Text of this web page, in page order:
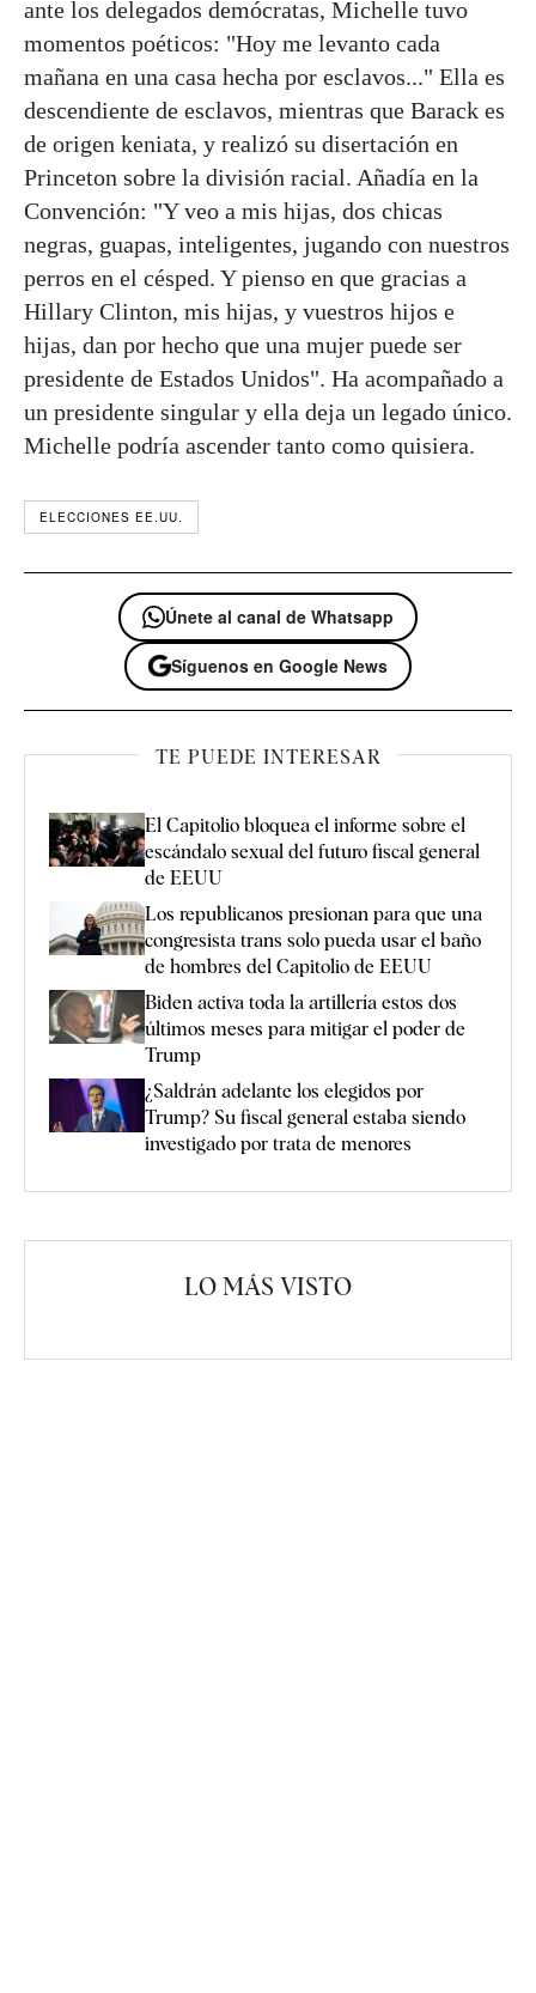
ante los delegados demócratas, Michelle tuvo
momentos poéticos: "Hoy me levanto cada
mañana en una casa hecha por esclavos..." Ella es
descendiente de esclavos, mientras que Barack es
de origen keniata, y realizó su disertación en
Princeton sobre la división racial. Añadía en la
Convención: "Y veo a mis hijas, dos chicas
negras, guapas, inteligentes, jugando con nuestros
perros en el césped. Y pienso en que gracias a
Hillary Clinton, mis hijas, y vuestros hijos e
hijas, dan por hecho que una mujer puede ser
presidente de Estados Unidos". Ha acompañado a
un presidente singular y ella deja un legado único.
Michelle podría ascender tanto como quisiera.
ELECCIONES EE.UU.
Únete al canal de Whatsapp
Síguenos en Google News
TE PUEDE INTERESAR
El Capitolio bloquea el informe sobre el
escándalo sexual del futuro fiscal general
de EEUU
Los republicanos presionan para que una
congresista trans solo pueda usar el baño
de hombres del Capitolio de EEUU
Biden activa toda la artillería estos dos
últimos meses para mitigar el poder de
Trump
¿Saldrán adelante los elegidos por
Trump? Su fiscal general estaba siendo
investigado por trata de menores
LO MÁS VISTO